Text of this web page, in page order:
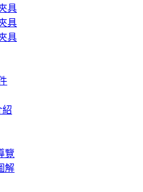
具
具
具
紹
覽
解